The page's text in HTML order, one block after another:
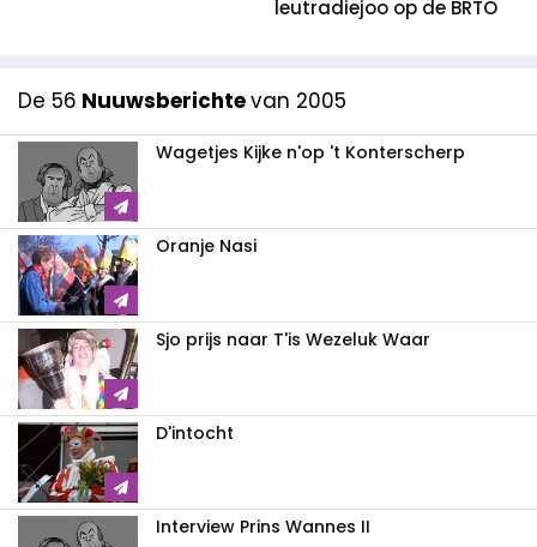
leutradiejoo op de BRTO
De 56 Nuuwsberichtevan 2005
Wagetjes Kijke n'op 't Konterscherp
Oranje Nasi
Sjo prijs naar T'is Wezeluk Waar
D'intocht
Interview Prins Wannes II